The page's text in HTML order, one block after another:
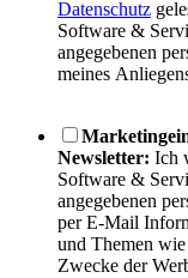
Datenschutz
Software &
angegebenen
meines
Newsletter: Ich
Software &
angegebenen
per E-Mail
und Themen
Zwecke der